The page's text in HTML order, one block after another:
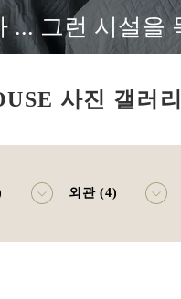
... 그런 시설을
사진 갤러
외관 (4)